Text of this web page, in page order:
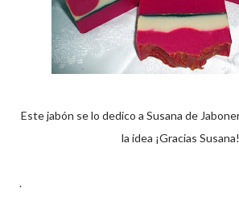
Este jabón se lo dedico a Susana de Jabonerías Suval, ella me dió
la idea ¡Gracias Susana!
.